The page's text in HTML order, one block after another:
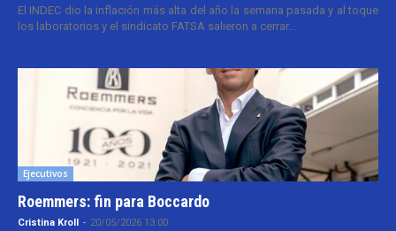
El INDEC dio la inflación más alta del año la semana pasada y al toque
los laboratorios y el sindicato FATSA salieron a cerrar...
Ejecutivos
Roemmers: fin para Boccardo
Cristina Kroll - 20/05/2026 13:00